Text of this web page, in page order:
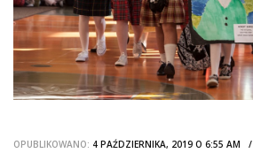
OPUBLIKOWANO: 4 PAŹDZIERNIKA, 2019 O 6:55 AM /